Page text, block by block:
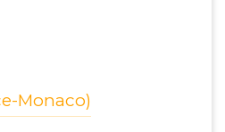
Monaco)